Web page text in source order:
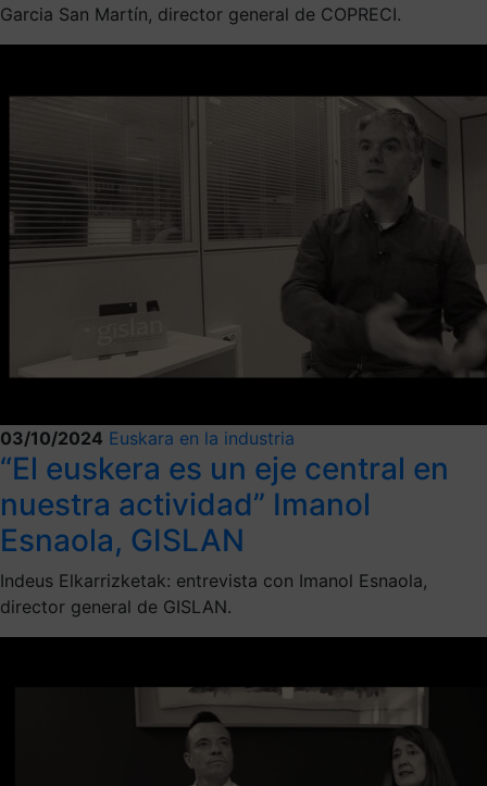
Garcia San Martín, director general de COPRECI.
03/10/2024 Euskara en la industria
“El euskera es un eje central en
nuestra actividad” Imanol
Esnaola, GISLAN
Indeus Elkarrizketak: entrevista con Imanol Esnaola,
director general de GISLAN.